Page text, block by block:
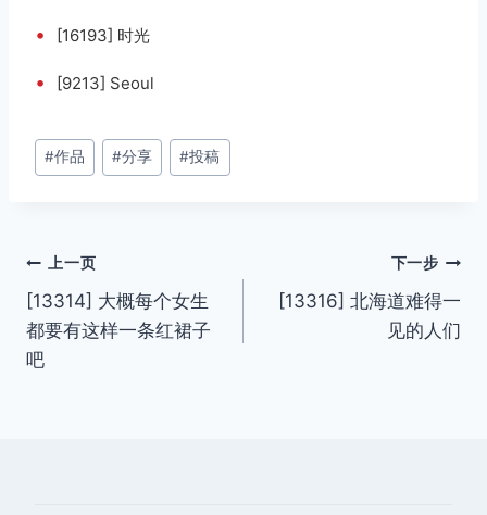
• [16193] 时光
• [9213] Seoul
文
章
#作品 #分享 #投稿
文
章
导
上一页
[13314] 大概每个女生
都要有这样一条红裙子
吧
下一步
[13316] 北海道难得一
见的人们